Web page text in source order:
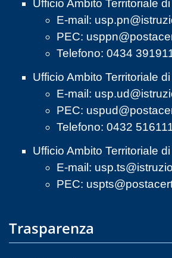
Ufficio Ambito Territoriale
E-mail:
PEC:
Telefono: 0434
Ufficio Ambito Territoriale
E-mail:
PEC:
Telefono: 0432
Ufficio Ambito Territoriale
E-mail:
PEC:
Trasparenza